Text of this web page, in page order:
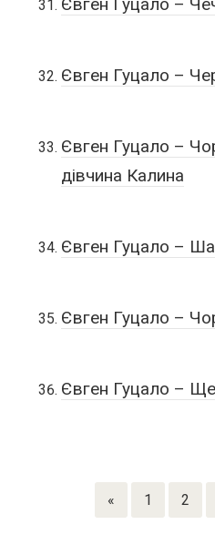
Євген Гуцало –
Євген Гуцало –
дівчина Калина
Євген Гуцало –
Євген Гуцало –
Євген Гуцало –
« 1 2